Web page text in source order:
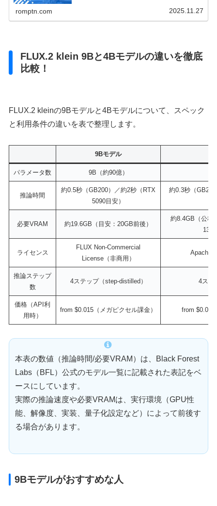
romptn.com 2025.11.27
FLUX.2 klein 9Bと4Bモデルの違いを徹底
比較！
FLUX.2 kleinの9Bモデルと4Bモデルについて、スペック
と利用条件の違いを表で整理します。
9Bモデル
パラメータ数 9B（約90億）
推論時間
約0.5秒（GB200）／約2秒（RTX
5090目安）
約0.3秒（
必要VRAM 約19.6GB（目安：20GB前後）
約8.4GB（公称
ライセンス
FLUX Non-Commercial
License（非商用）
Apache
推論ステップ
数
4ステップ（step-distilled） 4ステ
価格（API利
用時）
from $0.015（メガピクセル課金） from
本表の数値（推論時間/必要VRAM）は、Black Forest
Labs（BFL）公式のモデル一覧に記載された表記をベ
ースにしています。
実際の推論速度や必要VRAMは、実行環境（GPU性
能、解像度、実装、量子化設定など）によって前後す
る場合があります。
9Bモデルがおすすめな人